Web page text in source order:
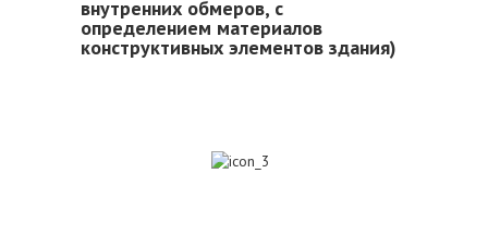
внутренних обмеров, с
определением материалов
конструктивных элементов здания)